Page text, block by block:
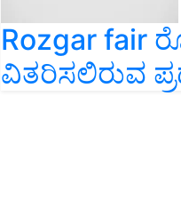
Rozgar fair
ವಿತರಿಸಲಿರುವ